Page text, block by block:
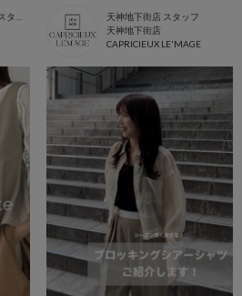
天神地下街店 スタッフ
天神地下街店
CAPRICIEUX LE'MAGE